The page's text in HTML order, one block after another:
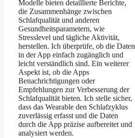
Modelle bieten detaillierte Berichte,
die Zusammenhänge zwischen
Schlafqualität und anderen
Gesundheitsparametern, wie
Stresslevel und tägliche Aktivität,
herstellen. Ich überprüfe, ob die Daten
in der App einfach zugänglich und
leicht verständlich sind. Ein weiterer
Aspekt ist, ob die Apps
Benachrichtigungen oder
Empfehlungen zur Verbesserung der
Schlafqualität bieten. Ich stelle sicher,
dass das Wearable den Schlafzyklus
zuverlässig erfasst und die Daten
durch die App präzise aufbereitet und
analysiert werden.